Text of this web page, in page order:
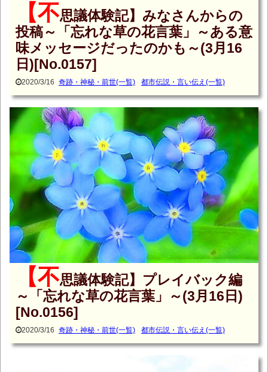
【不思議体験記】みなさんからの
投稿～「忘れな草の花言葉」～ある意
味メッセージだったのかも～(3月16
日)[No.0157]
2020/3/16 奇跡・神秘・前世(一覧) 都市伝説・言い伝え(一覧)
【不思議体験記】プレイバック編
～「忘れな草の花言葉」～(3月16日)
[No.0156]
2020/3/16 奇跡・神秘・前世(一覧) 都市伝説・言い伝え(一覧)